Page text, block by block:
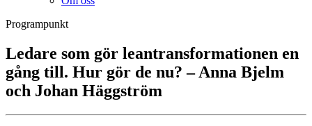
Programpunkt
Ledare som gör leantransformationen en
gång till. Hur gör de nu? – Anna Bjelm
och Johan Häggström